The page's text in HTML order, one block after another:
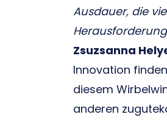
Ausdauer, die
Zsuzsanna
Innovation
diesem
anderen